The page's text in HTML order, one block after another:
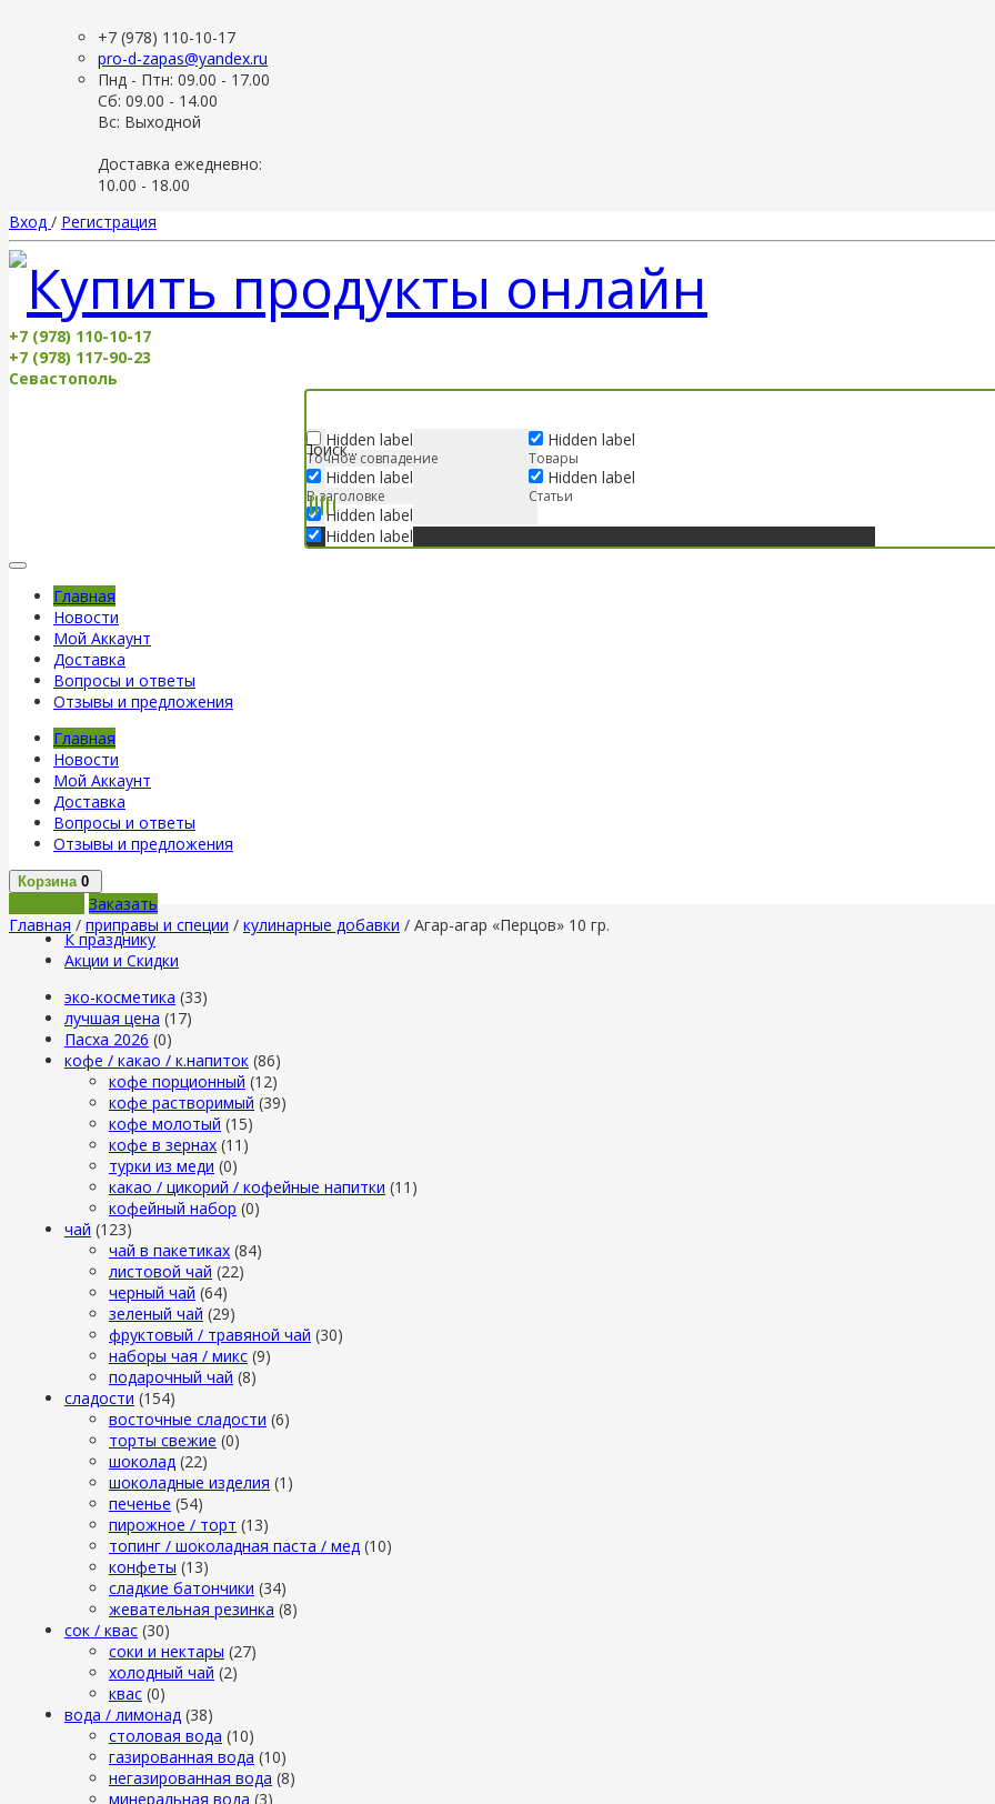
+7 (978) 110-10-17
pro-d-zapas@yandex.ru
Пнд - Птн: 09.00 - 17.00
Сб: 09.00 - 14.00
Вс: Выходной
Доставка ежедневно:
10.00 - 18.00
Вход / Регистрация
+7 (978) 110-10-17
+7 (978) 117-90-23
Севастополь
Hidden label
Точное совпадение
Hidden label
В заголовке
Hidden label
Hidden label
Hidden label
Товары
Hidden label
Статьи
Главная
Новости
Мой Аккаунт
Доставка
Вопросы и ответы
Отзывы и предложения
Главная
Новости
Мой Аккаунт
Доставка
Вопросы и ответы
Отзывы и предложения
Корзина 0
Заказать
Главная / приправы и специи / кулинарные добавки / Агар-агар «Перцов» 10 гр.
К празднику
Акции и Скидки
эко-косметика (33)
лучшая цена (17)
Пасха 2026 (0)
кофе / какао / к.напиток (86)
кофе порционный (12)
кофе растворимый (39)
кофе молотый (15)
кофе в зернах (11)
турки из меди (0)
какао / цикорий / кофейные напитки (11)
кофейный набор (0)
чай (123)
чай в пакетиках (84)
листовой чай (22)
черный чай (64)
зеленый чай (29)
фруктовый / травяной чай (30)
наборы чая / микс (9)
подарочный чай (8)
сладости (154)
восточные сладости (6)
торты свежие (0)
шоколад (22)
шоколадные изделия (1)
печенье (54)
пирожное / торт (13)
топинг / шоколадная паста / мед (10)
конфеты (13)
сладкие батончики (34)
жевательная резинка (8)
сок / квас (30)
соки и нектары (27)
холодный чай (2)
квас (0)
вода / лимонад (38)
столовая вода (10)
газированная вода (10)
негазированная вода (8)
минеральная вода (3)